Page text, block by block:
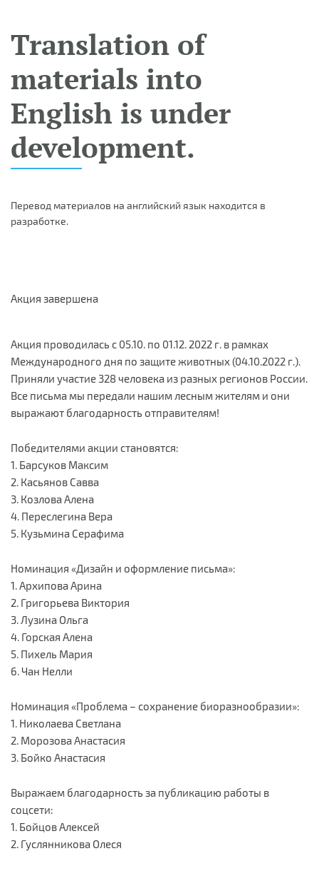
Translation of
materials into
English is under
development.
Перевод материалов на английский язык находится в
разработке.
Акция завершена
Акция проводилась с 05.10. по 01.12. 2022 г. в рамках
Международного дня по защите животных (04.10.2022 г.).
Приняли участие 328 человека из разных регионов России.
Все письма мы передали нашим лесным жителям и они
выражают благодарность отправителям!
Победителями акции становятся:
1. Барсуков Максим
2. Касьянов Савва
3. Козлова Алена
4. Переслегина Вера
5. Кузьмина Серафима
Номинация «Дизайн и оформление письма»:
1. Архипова Арина
2. Григорьева Виктория
3. Лузина Ольга
4. Горская Алена
5. Пихель Мария
6. Чан Нелли
Номинация «Проблема – сохранение биоразнообразии»:
1. Николаева Светлана
2. Морозова Анастасия
3. Бойко Анастасия
Выражаем благодарность за публикацию работы в
соцсети:
1. Бойцов Алексей
2. Гуслянникова Олеся